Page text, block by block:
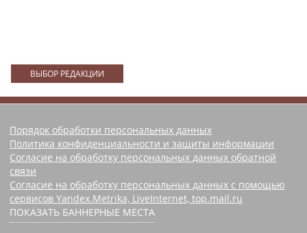
ВЫБОР РЕДАКЦИИ
Порядок обработки персональных данных
Политика конфиденциальности и защиты информации
Согласие на обработку персональных данных обратной
связи
Согласие на обработку персональных данных с помощью
сервисов Yandex.Metrika, LiveInternet, top.mail.ru
ПОКАЗАТЬ БАННЕРНЫЕ МЕСТА